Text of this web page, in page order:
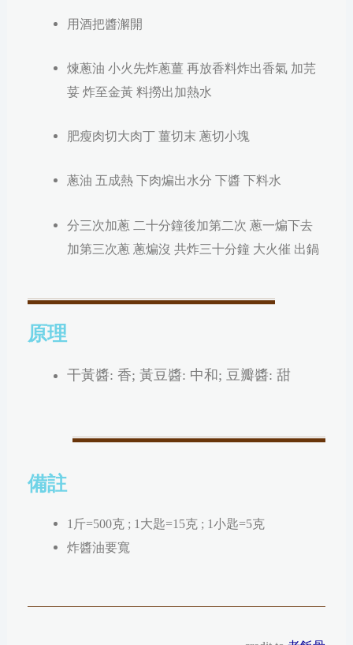
用酒把醬澥開
煉蔥油 小火先炸蔥薑 再放香料炸出香氣 加芫
荽 炸至金黃 料撈出加熱水
肥瘦肉切大肉丁 薑切末 蔥切小塊
蔥油 五成熱 下肉煸出水分 下醬 下料水
分三次加蔥 二十分鐘後加第二次 蔥一煸下去
加第三次蔥 蔥煸沒 共炸三十分鐘 大火催 出鍋
原理
干黃醬: 香; 黃豆醬: 中和; 豆瓣醬: 甜
備註
1斤=500克 ; 1大匙=15克 ; 1小匙=5克
炸醬油要寬